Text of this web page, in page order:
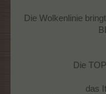
Die Wolkenlinie
Die
das